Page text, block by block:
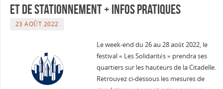
et de stationnement + infos pratiques
23 AOÛT 2022
Le week-end du 26 au 28 août 2022, le
festival « Les Solidarités » prendra ses
quartiers sur les hauteurs de la Citadelle.
Retrouvez ci-dessous les mesures de